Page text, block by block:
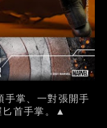
掌、一對張開手
匕首手掌。▲